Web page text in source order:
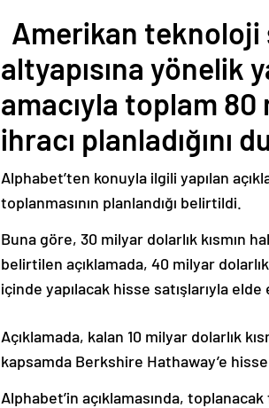
Amerikan teknoloji
altyapısına yönelik
amacıyla toplam
ihracı planladığını
Alphabet’ten konuyla ilgili yapılan
toplanmasının planlandığı belirtildi.
Buna göre, 30 milyar dolarlık kısmın
belirtilen açıklamada, 40 milyar
içinde yapılacak hisse satışlarıyla
Açıklamada, kalan 10 milyar dolarlık
kapsamda Berkshire Hathaway’e hisse
Alphabet’in açıklamasında,